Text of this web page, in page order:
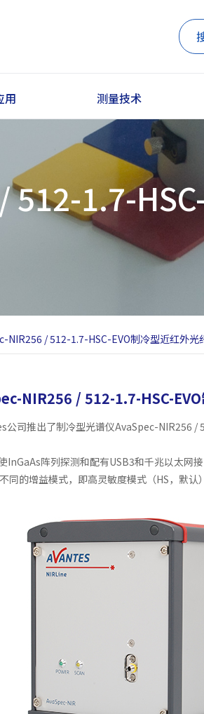
用 测量技术
512-1.7-
NIR256 / 512-1.7-HSC-EVO制冷型近红外光
NIR256 / 512-1.7-HSC-
司推出了制冷型光谱仪AvaSpec-NIR256
阵列探测和配有USB3和千兆以太
同的增益模式，即高灵敏度模式（HS，默